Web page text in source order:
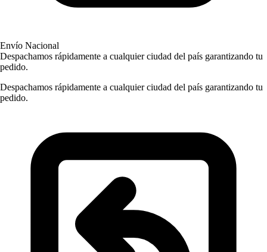
Envío Nacional
Despachamos rápidamente a cualquier ciudad del país garantizando tu
pedido.
Despachamos rápidamente a cualquier ciudad del país garantizando tu
pedido.